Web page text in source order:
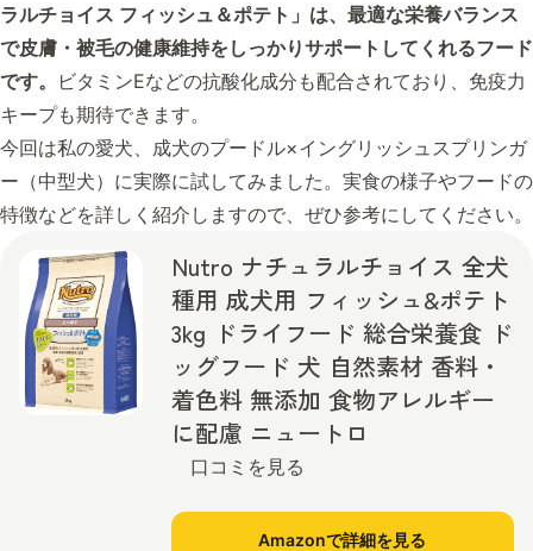
ラルチョイス フィッシュ＆ポテト」は、最適な栄養バランス
で皮膚・被毛の健康維持をしっかりサポートしてくれるフード
です。
ビタミンEなどの抗酸化成分も配合されており、免疫力
キープも期待できます。
今回は私の愛犬、成犬のプードル×イングリッシュスプリンガ
ー（中型犬）に実際に試してみました。実食の様子やフードの
特徴などを詳しく紹介しますので、ぜひ参考にしてください。
Nutro ナチュラルチョイス 全犬
種用 成犬用 フィッシュ&ポテト
3kg ドライフード 総合栄養食 ド
ッグフード 犬 自然素材 香料・
着色料 無添加 食物アレルギー
に配慮 ニュートロ
口コミを見る
Amazonで詳細を見る